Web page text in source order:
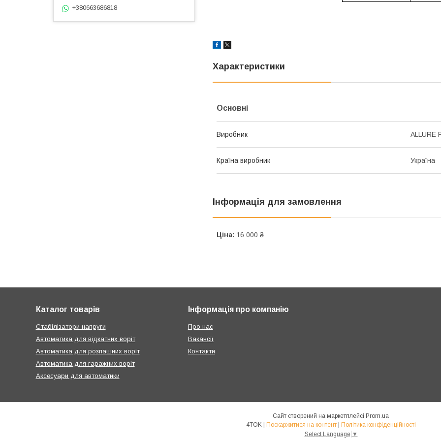
Характеристики
Основні
Виробник ALLURE
Країна виробник Україна
Інформація для замовлення
Ціна: 16 000 ₴
+380663686818
Каталог товарів
Стабілізатори напруги
Автоматика для відкатних воріт
Автоматика для розпашних воріт
Автоматика для гаражних воріт
Аксесуари для автоматики
Інформація про компанію
Про нас
Вакансії
Контакти
Сайт створений на маркетплейсі Prom.ua
Поскаржитися на контент
Політика конфіденційності
Select Language ▼